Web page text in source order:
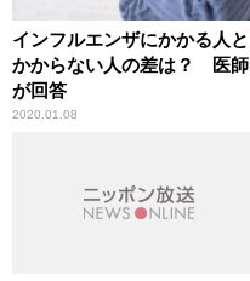
インフルエンザにかかる人と
かからない人の差は？ 医師
が回答
2020.01.08